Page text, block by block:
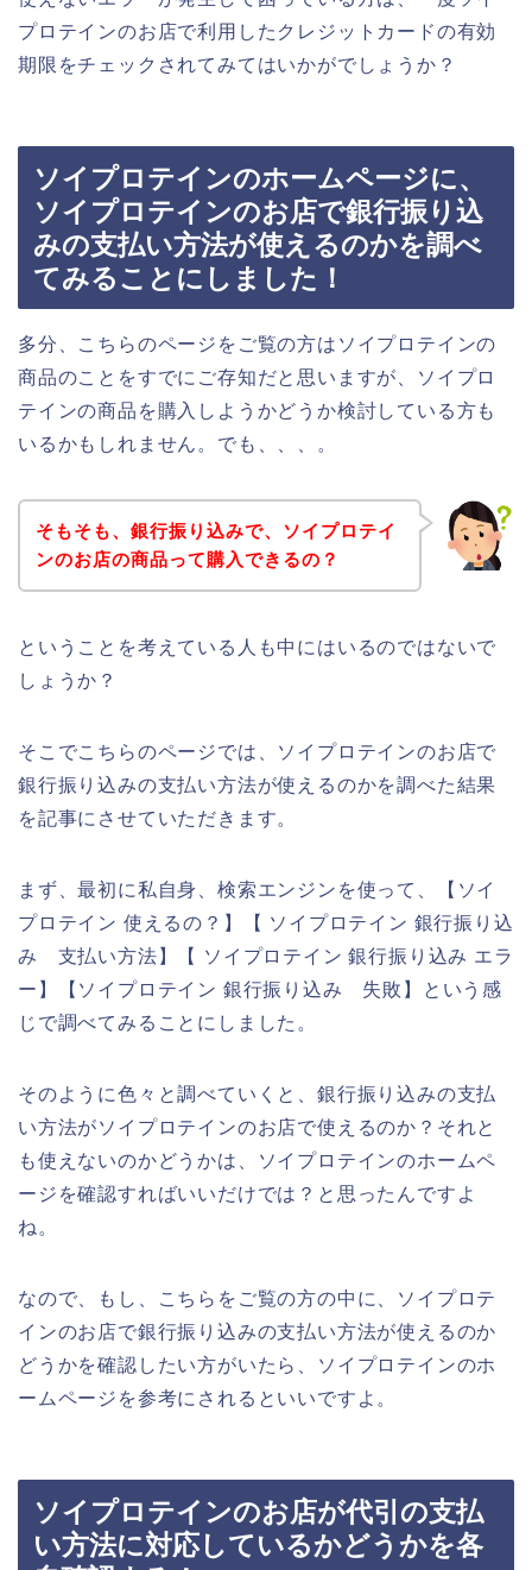
プロテインのお店で利用したクレジットカードの有効
期限をチェックされてみてはいかがでしょうか？
ソイプロテインのホームページに、
ソイプロテインのお店で銀行振り込
みの支払い方法が使えるのかを調べ
てみることにしました！
多分、こちらのページをご覧の方はソイプロテインの
商品のことをすでにご存知だと思いますが、ソイプロ
テインの商品を購入しようかどうか検討している方も
いるかもしれません。でも、、、。
そもそも、銀行振り込みで、ソイプロテイ
ンのお店の商品って購入できるの？
ということを考えている人も中にはいるのではないで
しょうか？
そこでこちらのページでは、ソイプロテインのお店で
銀行振り込みの支払い方法が使えるのかを調べた結果
を記事にさせていただきます。
まず、最初に私自身、検索エンジンを使って、【ソイ
プロテイン 使えるの？】【 ソイプロテイン 銀行振り込
み 支払い方法】【 ソイプロテイン 銀行振り込み エラ
ー】【ソイプロテイン 銀行振り込み 失敗】という感
じで調べてみることにしました。
そのように色々と調べていくと、銀行振り込みの支払
い方法がソイプロテインのお店で使えるのか？それと
も使えないのかどうかは、ソイプロテインのホームペ
ージを確認すればいいだけでは？と思ったんですよ
ね。
なので、もし、こちらをご覧の方の中に、ソイプロテ
インのお店で銀行振り込みの支払い方法が使えるのか
どうかを確認したい方がいたら、ソイプロテインのホ
ームページを参考にされるといいですよ。
ソイプロテインのお店が代引の支払
い方法に対応しているかどうかを各